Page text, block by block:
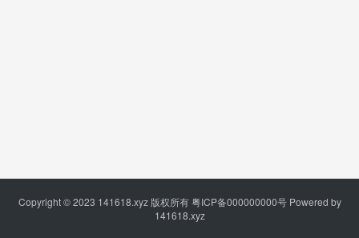
Copyright © 2023 141618.xyz版权所有粤ICP备000000000号Powered by
141618.xyz